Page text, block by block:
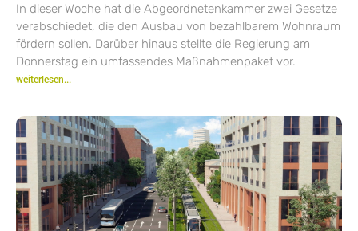
In dieser Woche hat die Abgeordnetenkammer zwei Gesetze
verabschiedet, die den Ausbau von bezahlbarem Wohnraum
fördern sollen. Darüber hinaus stellte die Regierung am
Donnerstag ein umfassendes Maßnahmenpaket vor.
weiterlesen...